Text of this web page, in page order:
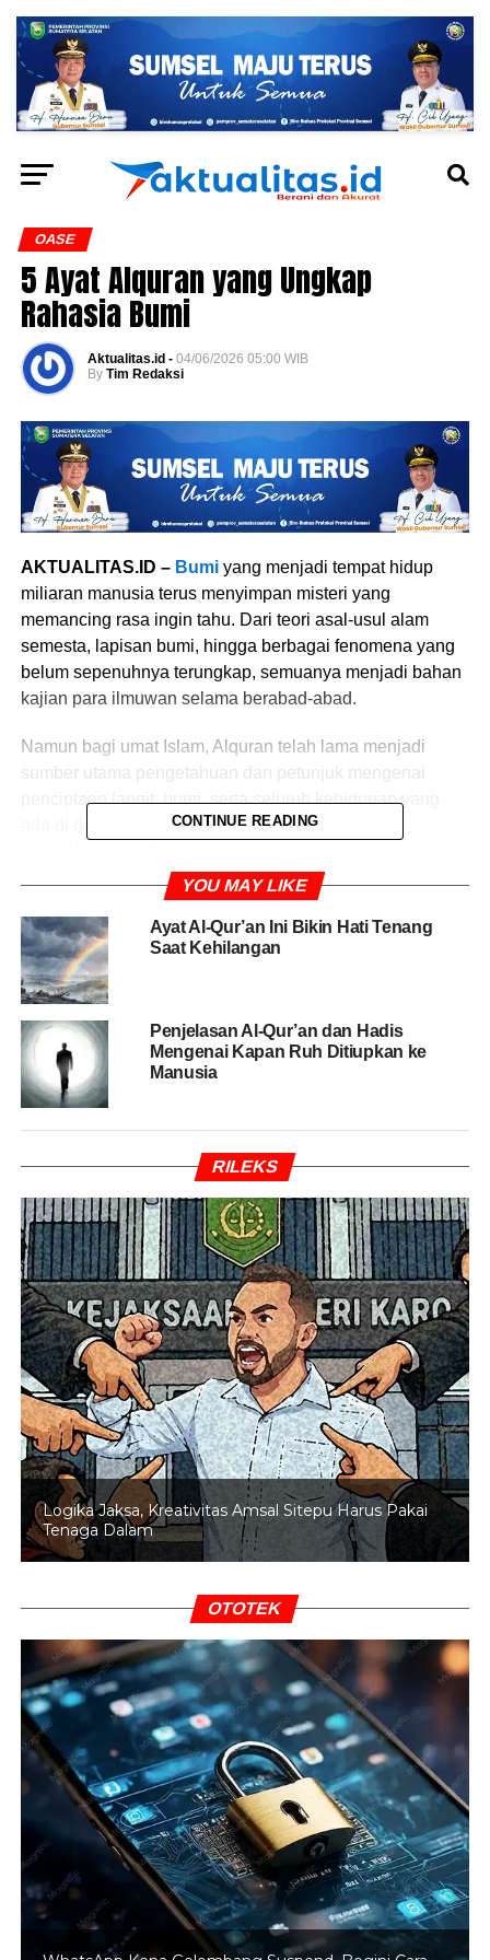
OASE
5 Ayat Alquran yang Ungkap
Rahasia Bumi
Aktualitas.id - 04/06/2026 05:00 WIB
By Tim Redaksi
AKTUALITAS.ID – Bumiyang menjadi tempat hidup
miliaran manusia terus menyimpan misteri yang
memancing rasa ingin tahu. Dari teori asal-usul alam
semesta, lapisan bumi, hingga berbagai fenomena yang
belum sepenuhnya terungkap, semuanya menjadi bahan
kajian para ilmuwan selama berabad-abad.
Namun bagi umat Islam, Alquran telah lama menjadi
sumber utama pengetahuan dan petunjuk mengenai
penciptaan langit, bumi, serta seluruh kehidupan yang
ada di dalamnya. Kitab suci tersebut tidak hanya
mengingatkan manusia tentang tanggung jawab menjaga
dan tidak merusaknya.
Allah SWT berfirman dalam Surat Al-An’am ayat 1:
“Segala puji bagi Allah yang telah menciptakan langit dan
bumi, dan menjadikan gelap dan terang, namun demikian
orang-orang kafir masih mempersekutukan Tuhan mereka
dengan sesuatu.”
Ayat tersebut menegaskan bahwa bumi dan seluruh alam
semesta merupakan ciptaan Allah SWT yang penuh
hikmah dan tanda-tanda kebesaran-Nya.
Ayat-Ayat Alquran tentang
Bumi
1. Surat Ath-Thalaq Ayat 12:
Tentang Tujuh Lapis Bumi
Allah SWT berfirman bahwa Dia menciptakan tujuh langit
dan bumi yang serupa dengannya. Ayat ini sering
menjadi bahan kajian para ulama dan ilmuwan dalam
memahami struktur penciptaan alam.
Ayat tersebut menegaskan bahwa kekuasaan Allah
meliputi seluruh lapisan langit dan bumi, sementara ilmu-
Nya mencakup segala sesuatu tanpa batas.
BACA JUGA Penjelasan Al-Qur'an dan Hadis
Mengenai Kapan Ruh Ditiupkan ke Manusia
2. Surat Az-Zariyat Ayat 48: Bumi
yang Dihamparkan
Dalam ayat ini Allah menjelaskan bahwa bumi
dihamparkan sebagai tempat kehidupan manusia.
Makna “hamparan” dalam tafsir para ulama dipahami
sebagai kemudahan yang diberikan Allah agar manusia
CONTINUE READING
YOU MAY LIKE
Ayat Al-Qur’an Ini Bikin Hati Tenang
Saat Kehilangan
Penjelasan Al-Qur’an dan Hadis
Mengenai Kapan Ruh Ditiupkan ke
Manusia
RILEKS
Logika Jaksa, Kreativitas Amsal Sitepu Harus Pakai
Tenaga Dalam
OTOTEK